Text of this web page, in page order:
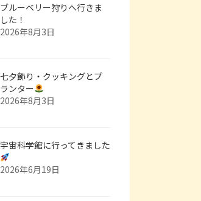
ブルーベリー狩りへ行きま
した！
2026年8月3日
七夕飾り・クッキングとプ
ランター
2026年8月3日
宇宙科学館に行ってきました
2026年6月19日